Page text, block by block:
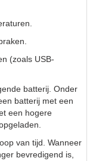
(zoals USB-
batterij. Onder
batterij met een
een hogere
van tijd. Wanneer
bevredigend is,